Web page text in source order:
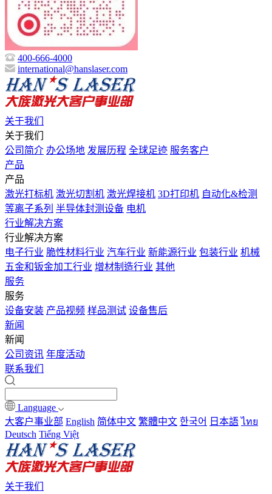
400-666-4000
international@hanslaser.com
关于我们
关于我们
公司简介 办公场地 发展历程 全球足迹 服务客户
产品
产品
激光打标机 激光切割机 激光焊接机 3D打印机 自动化&检测
等离子系列 半导体封测设备 电机
行业解决方案
行业解决方案
电子行业 脆性材料行业 汽车行业 新能源行业 包装行业 机械
五金和钣金加工行业 增材制造行业 其他
服务
服务
设备安装 产品视频 样品测试 设备售后
新闻
新闻
公司资讯 年度活动
联系我们
Language
大客户事业部 English 简体中文 繁體中文 한국어 日本語 ไทย
Deutsch Tiếng Việt
关于我们